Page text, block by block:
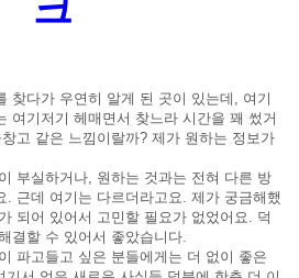
찾다가 우연히 알게 된 곳이 있는데, 여기
여기저기 헤매면서 찾느라 시간을 꽤 썼거
고 같은 느낌이랄까? 제가 원하는 정보가
부실하거나, 원하는 것과는 전혀 다른 방
. 근데 여기는 다르더라고요. 제가 궁금해했
되어 있어서 고민할 필요가 없었어요. 덕
결할 수 있어서 좋았습니다.
파고들고 싶은 분들에게는 더 없이 좋은